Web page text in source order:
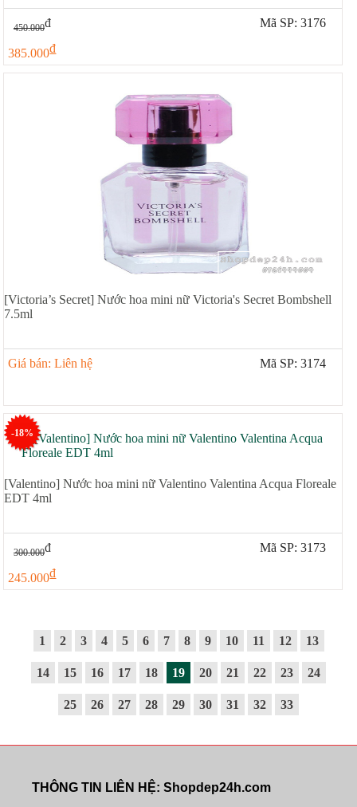
450.000đ
385.000đ
Mã SP: 3176
[Victoria’s Secret] Nước hoa mini nữ Victoria's Secret Bombshell
7.5ml
Giá bán: Liên hệ Mã SP: 3174
-18%
[Valentino] Nước hoa mini nữ Valentino Valentina Acqua Floreale
EDT 4ml
300.000đ
245.000đ
Mã SP: 3173
1 2 3 4 5 6 7 8 9 10 11 12 13
14 15 16 17 18 19 20 21 22 23 24
25 26 27 28 29 30 31 32 33
THÔNG TIN LIÊN HỆ: Shopdep24h.com